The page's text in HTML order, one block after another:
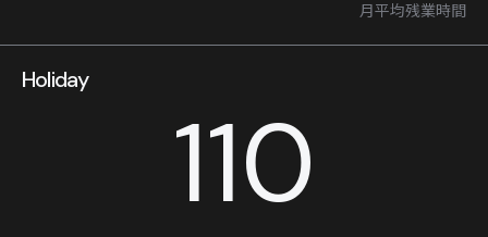
月平均残業時間
Holiday
110